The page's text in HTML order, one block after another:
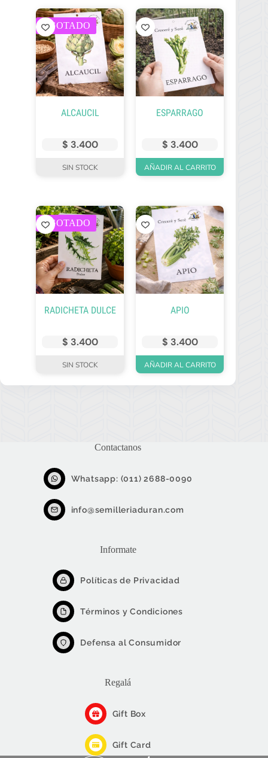
AGOTADO
ALCAUCIL
$ 3.400
SIN STOCK
ESPARRAGO
$ 3.400
AÑADIR AL CARRITO
AGOTADO
RADICHETA DULCE
$ 3.400
SIN STOCK
APIO
$ 3.400
AÑADIR AL CARRITO
Contactanos
Whatsapp: (011) 2688-0090
info@semilleriaduran.com
Informate
Políticas de Privacidad
Términos y Condiciones
Defensa al Consumidor
Regalá
Gift Box
Gift Card